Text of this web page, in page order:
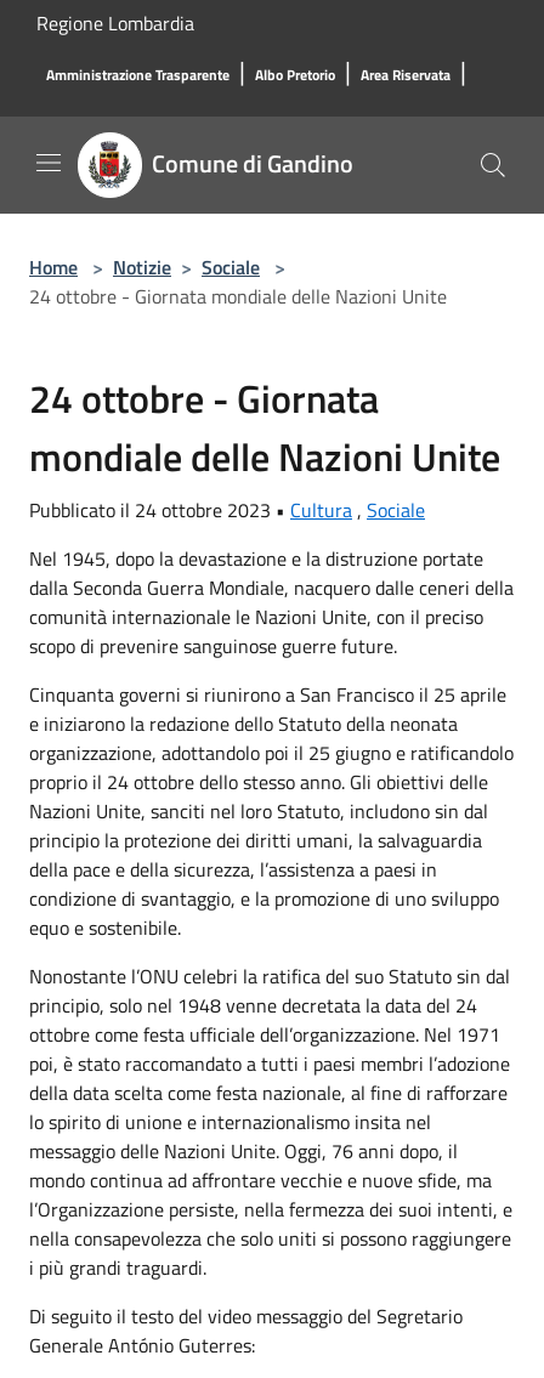
Salta al contenuto principale
Regione Lombardia
Amministrazione Trasparente | Albo Pretorio | Area Riservata |
Comune di Gandino
Home > Notizie > Sociale >
24 ottobre - Giornata mondiale delle Nazioni Unite
24 ottobre - Giornata
mondiale delle Nazioni Unite
Pubblicato il 24 ottobre 2023 • Cultura, Sociale
Nel 1945, dopo la devastazione e la distruzione portate
dalla Seconda Guerra Mondiale, nacquero dalle ceneri della
comunità internazionale le Nazioni Unite, con il preciso
scopo di prevenire sanguinose guerre future.
Cinquanta governi si riunirono a San Francisco il 25 aprile
e iniziarono la redazione dello Statuto della neonata
organizzazione, adottandolo poi il 25 giugno e ratificandolo
proprio il 24 ottobre dello stesso anno. Gli obiettivi delle
Nazioni Unite, sanciti nel loro Statuto, includono sin dal
principio la protezione dei diritti umani, la salvaguardia
della pace e della sicurezza, l’assistenza a paesi in
condizione di svantaggio, e la promozione di uno sviluppo
equo e sostenibile.
Nonostante l’ONU celebri la ratifica del suo Statuto sin dal
principio, solo nel 1948 venne decretata la data del 24
ottobre come festa ufficiale dell’organizzazione. Nel 1971
poi, è stato raccomandato a tutti i paesi membri l’adozione
della data scelta come festa nazionale, al fine di rafforzare
lo spirito di unione e internazionalismo insita nel
messaggio delle Nazioni Unite. Oggi, 76 anni dopo, il
mondo continua ad affrontare vecchie e nuove sfide, ma
l’Organizzazione persiste, nella fermezza dei suoi intenti, e
nella consapevolezza che solo uniti si possono raggiungere
i più grandi traguardi.
Di seguito il testo del video messaggio del Segretario
Generale António Guterres: